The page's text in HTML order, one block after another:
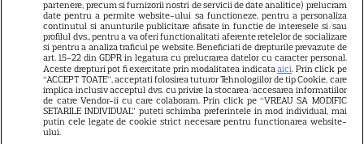
GSP
Știri mondene
Avantaje
Elle
Unica
Retete practice
partenere, precum si furnizorii nostri de servicii de date analitice) prelucram
date pentru a permite website-ului sa functioneze, pentru a personaliza
continutul si anunturile publicitare afisate in functie de interesele si/sau
profilul dvs., pentru a va oferi functionalitati aferente retelelor de socializare
si pentru a analiza traficul pe website. Beneficiati de drepturile prevazute de
art. 15-22 din GDPR in legatura cu prelucrarea datelor cu caracter personal.
Aceste drepturi pot fi exercitate prin modalitatea indicataaici. Prin click pe
“ACCEPT TOATE”, acceptati folosirea tuturor Tehnologiilor de tip Cookie, care
implica inclusiv acceptul dvs. cu privire la stocarea/accesarea informatiilor
de catre Vendor-ii cu care colaboram. Prin click pe “VREAU SA MODIFIC
SETARILE INDIVIDUAL” puteti schimba preferintele in mod individual, mai
putin cele legate de cookie strict necesare pentru functionarea website-
ului.